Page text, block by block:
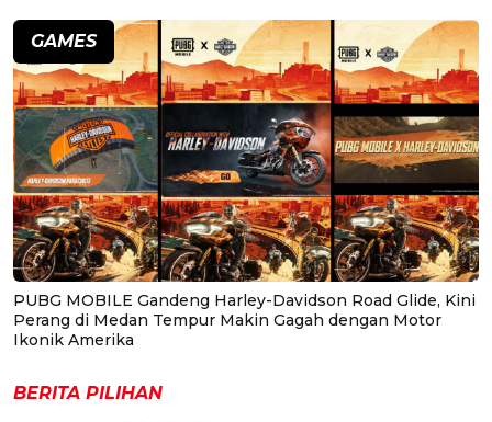
GAMES
PUBG MOBILE Gandeng Harley-Davidson Road Glide, Kini
Perang di Medan Tempur Makin Gagah dengan Motor
Ikonik Amerika
BERITA PILIHAN